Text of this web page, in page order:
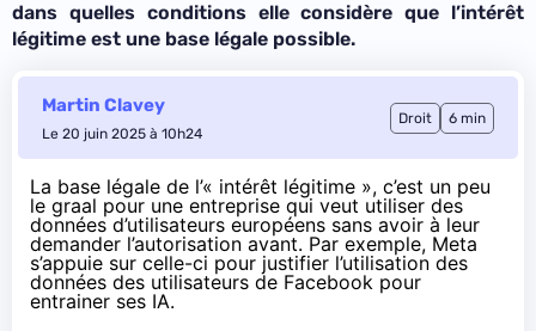
dans quelles conditions elle considère que l’intérêt
légitime est une base légale possible.
Martin Clavey
Le 20 juin 2025 à 10h24
Droit 6 min
La base légale de l’« intérêt légitime », c’est un peu
le graal pour une entreprise qui veut utiliser des
données d’utilisateurs européens sans avoir à leur
demander l’autorisation avant. Par exemple, Meta
s’appuie sur celle-ci pour justifier l’utilisation des
données des utilisateurs de Facebook pour
entrainer ses IA.